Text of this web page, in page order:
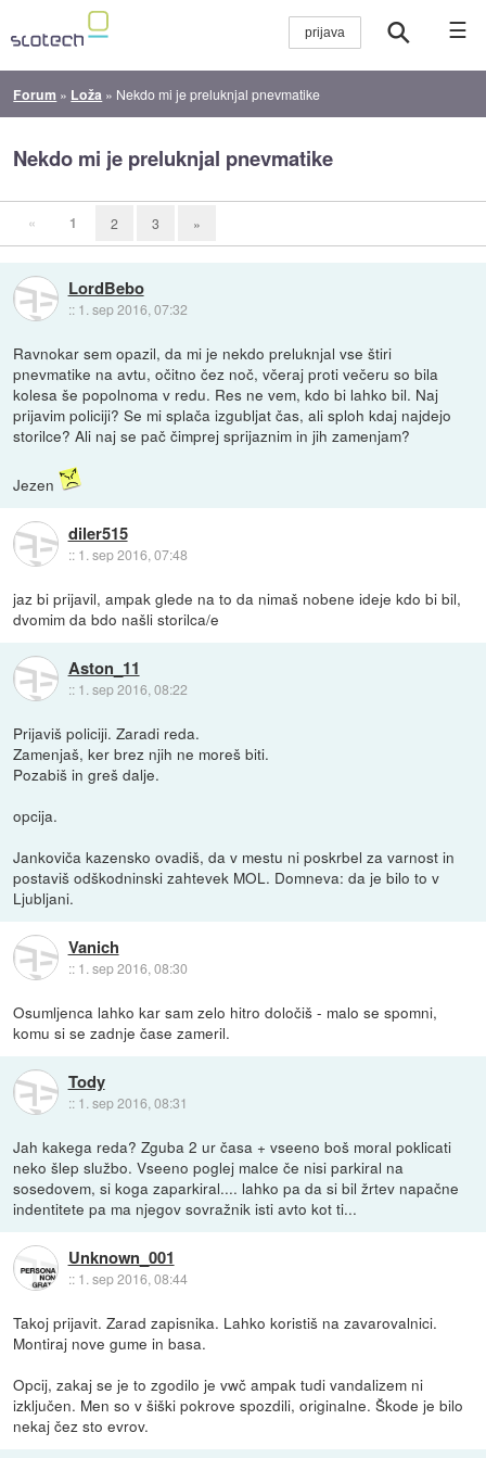
☰
Forum » Loža » Nekdo mi je preluknjal pnevmatike
Nekdo mi je preluknjal pnevmatike
« 1 2 3 »
LordBebo
:: 1. sep 2016, 07:32
Ravnokar sem opazil, da mi je nekdo preluknjal vse štiri
pnevmatike na avtu, očitno čez noč, včeraj proti večeru so bila
kolesa še popolnoma v redu. Res ne vem, kdo bi lahko bil. Naj
prijavim policiji? Se mi splača izgubljat čas, ali sploh kdaj najdejo
storilce? Ali naj se pač čimprej sprijaznim in jih zamenjam?
Jezen
diler515
:: 1. sep 2016, 07:48
jaz bi prijavil, ampak glede na to da nimaš nobene ideje kdo bi bil,
dvomim da bdo našli storilca/e
Aston_11
:: 1. sep 2016, 08:22
Prijaviš policiji. Zaradi reda.
Zamenjaš, ker brez njih ne moreš biti.
Pozabiš in greš dalje.
opcija.
Jankoviča kazensko ovadiš, da v mestu ni poskrbel za varnost in
postaviš odškodninski zahtevek MOL. Domneva: da je bilo to v
Ljubljani.
Vanich
:: 1. sep 2016, 08:30
Osumljenca lahko kar sam zelo hitro določiš - malo se spomni,
komu si se zadnje čase zameril.
Tody
:: 1. sep 2016, 08:31
Jah kakega reda? Zguba 2 ur časa + vseeno boš moral poklicati
neko šlep službo. Vseeno poglej malce če nisi parkiral na
sosedovem, si koga zaparkiral.... lahko pa da si bil žrtev napačne
indentitete pa ma njegov sovražnik isti avto kot ti...
Unknown_001
:: 1. sep 2016, 08:44
Takoj prijavit. Zarad zapisnika. Lahko koristiš na zavarovalnici.
Montiraj nove gume in basa.
Opcij, zakaj se je to zgodilo je vwč ampak tudi vandalizem ni
izključen. Men so v šiški pokrove spozdili, originalne. Škode je bilo
nekaj čez sto evrov.